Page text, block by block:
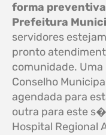
forma preventiva
Prefeitura
servidores
pronto
comunidade.
Conselho
agendada para
outra para este
Hospital Regional